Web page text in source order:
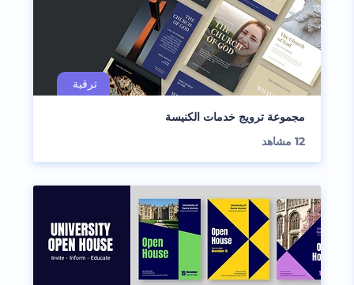
مجموعة ترويج خدمات الكنيسة
12 مشاهد